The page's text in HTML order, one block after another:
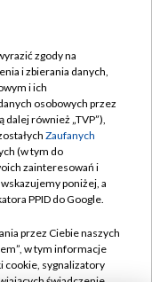
zgody na
i zbierania danych,
i ich
osobowych przez
dalej również „TVP”),
Zaufanych
(w tym do
zainteresowań i
poniżej, a
PPID do Google.
przez Ciebie naszych
w tym informacje
cookie, sygnalizatory